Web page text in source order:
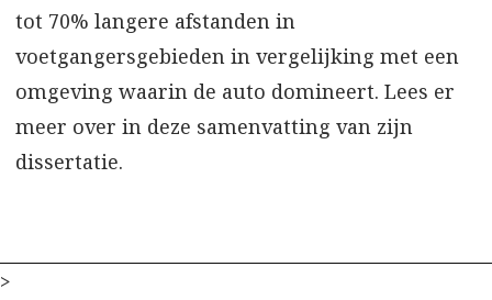
tot 70% langere afstanden in
voetgangersgebieden in vergelijking met een
omgeving waarin de auto domineert. Lees er
meer over in deze samenvatting van zijn
dissertatie.
>